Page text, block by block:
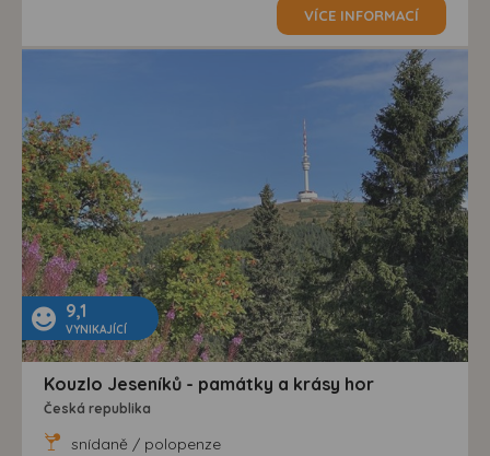
VÍCE INFORMACÍ
9,1
VYNIKAJÍCÍ
Kouzlo Jeseníků - památky a krásy hor
Česká republika
snídaně / polopenze